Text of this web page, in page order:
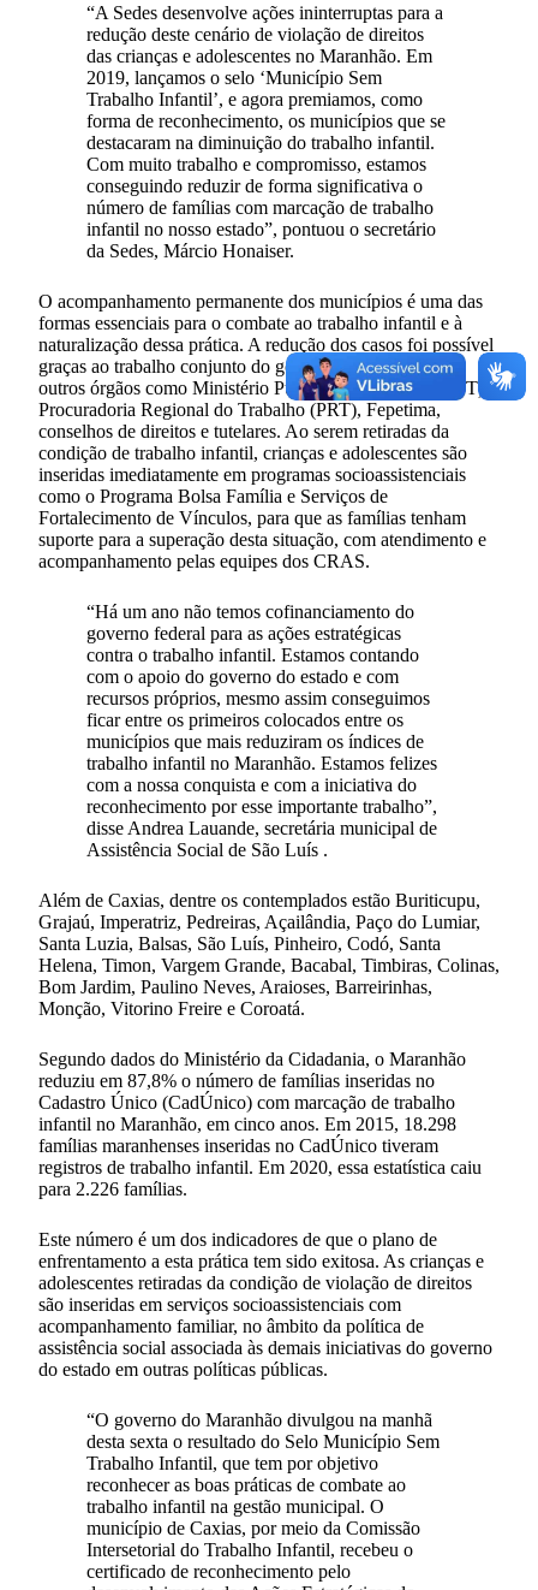
“A Sedes desenvolve ações ininterruptas para a
redução deste cenário de violação de direitos
das crianças e adolescentes no Maranhão. Em
2019, lançamos o selo ‘Município Sem
Trabalho Infantil’, e agora premiamos, como
forma de reconhecimento, os municípios que se
destacaram na diminuição do trabalho infantil.
Com muito trabalho e compromisso, estamos
conseguindo reduzir de forma significativa o
número de famílias com marcação de trabalho
infantil no nosso estado”, pontuou o secretário
da Sedes, Márcio Honaiser.
O acompanhamento permanente dos municípios é uma das
formas essenciais para o combate ao trabalho infantil e à
naturalização dessa prática. A redução dos casos foi possível
graças ao trabalho conjunto do governo do estado com
outros órgãos como Ministério Público do Trabalho (MPT),
Procuradoria Regional do Trabalho (PRT), Fepetima,
conselhos de direitos e tutelares. Ao serem retiradas da
condição de trabalho infantil, crianças e adolescentes são
inseridas imediatamente em programas socioassistenciais
como o Programa Bolsa Família e Serviços de
Fortalecimento de Vínculos, para que as famílias tenham
suporte para a superação desta situação, com atendimento e
acompanhamento pelas equipes dos CRAS.
“Há um ano não temos cofinanciamento do
governo federal para as ações estratégicas
contra o trabalho infantil. Estamos contando
com o apoio do governo do estado e com
recursos próprios, mesmo assim conseguimos
ficar entre os primeiros colocados entre os
municípios que mais reduziram os índices de
trabalho infantil no Maranhão. Estamos felizes
com a nossa conquista e com a iniciativa do
reconhecimento por esse importante trabalho”,
disse Andrea Lauande, secretária municipal de
Assistência Social de São Luís .
Além de Caxias, dentre os contemplados estão Buriticupu,
Grajaú, Imperatriz, Pedreiras, Açailândia, Paço do Lumiar,
Santa Luzia, Balsas, São Luís, Pinheiro, Codó, Santa
Helena, Timon, Vargem Grande, Bacabal, Timbiras, Colinas,
Bom Jardim, Paulino Neves, Araioses, Barreirinhas,
Monção, Vitorino Freire e Coroatá.
Segundo dados do Ministério da Cidadania, o Maranhão
reduziu em 87,8% o número de famílias inseridas no
Cadastro Único (CadÚnico) com marcação de trabalho
infantil no Maranhão, em cinco anos. Em 2015, 18.298
famílias maranhenses inseridas no CadÚnico tiveram
registros de trabalho infantil. Em 2020, essa estatística caiu
para 2.226 famílias.
Este número é um dos indicadores de que o plano de
enfrentamento a esta prática tem sido exitosa. As crianças e
adolescentes retiradas da condição de violação de direitos
são inseridas em serviços socioassistenciais com
acompanhamento familiar, no âmbito da política de
assistência social associada às demais iniciativas do governo
do estado em outras políticas públicas.
“O governo do Maranhão divulgou na manhã
desta sexta o resultado do Selo Município Sem
Trabalho Infantil, que tem por objetivo
reconhecer as boas práticas de combate ao
trabalho infantil na gestão municipal. O
município de Caxias, por meio da Comissão
Intersetorial do Trabalho Infantil, recebeu o
certificado de reconhecimento pelo